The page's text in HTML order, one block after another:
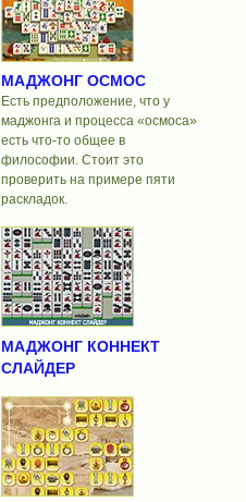
МАДЖОНГ ОСМОС
Есть предположение, что у
маджонга и процесса «осмоса»
есть что-то общее в
философии. Стоит это
проверить на примере пяти
раскладок.
МАДЖОНГ КОННЕКТ
СЛАЙДЕР